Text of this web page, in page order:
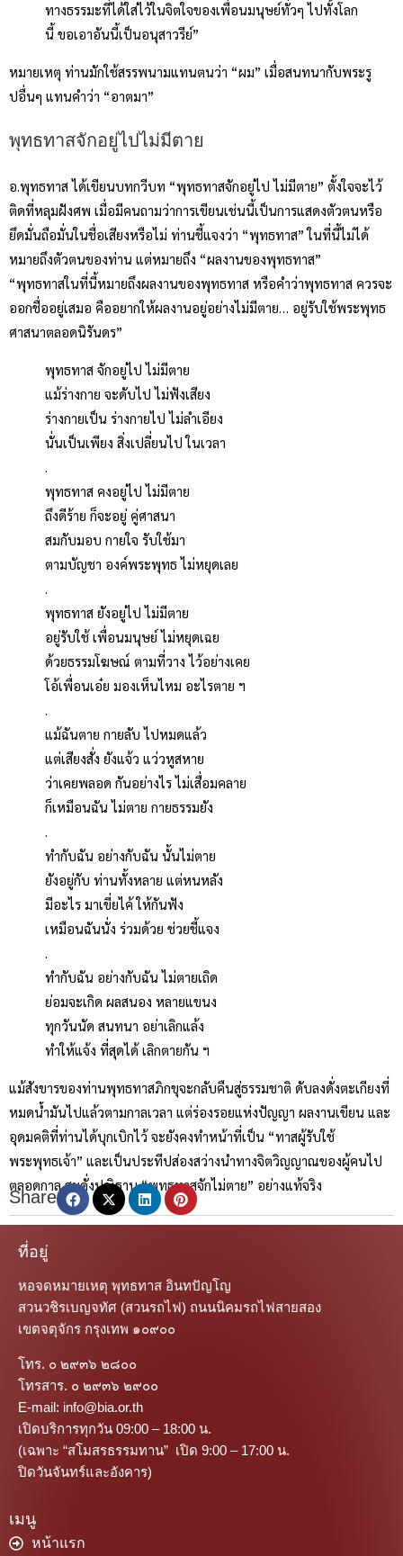
ทางธรรมะที่ได้ใส่ไว้ในจิตใจของเพื่อนมนุษย์ทั่วๆ ไปทั้งโลก
นี้ ขอเอาอันนี้เป็นอนุสาวรีย์”
หมายเหตุ ท่านมักใช้สรรพนามแทนตนว่า “ผม” เมื่อสนทนากับพระรู
ปอื่นๆ แทนคำว่า “อาตมา”
พุทธทาสจักอยู่ไปไม่มีตาย
อ.พุทธทาส ได้เขียนบทกวีบท “พุทธทาสจักอยู่ไป ไม่มีตาย” ตั้งใจจะไว้
ติดที่หลุมฝังศพ เมื่อมีคนถามว่าการเขียนเช่นนี้เป็นการแสดงตัวตนหรือ
ยึดมั่นถือมั่นในชื่อเสียงหรือไม่ ท่านชี้แจงว่า “พุทธทาส” ในที่นี้ไม่ได้
หมายถึงตัวตนของท่าน แต่หมายถึง “ผลงานของพุทธทาส”
“พุทธทาสในที่นี้หมายถึงผลงานของพุทธทาส หรือคำว่าพุทธทาส ควรจะ
ออกชื่ออยู่เสมอ คืออยากให้ผลงานอยู่อย่างไม่มีตาย… อยู่รับใช้พระพุทธ
ศาสนาตลอดนิรันดร”
พุทธทาส จักอยู่ไป ไม่มีตาย
แม้ร่างกาย จะดับไป ไม่ฟังเสียง
ร่างกายเป็น ร่างกายไป ไม่ลำเอียง
นั่นเป็นเพียง สิ่งเปลี่ยนไป ในเวลา
.
พุทธทาส คงอยู่ไป ไม่มีตาย
ถึงดีร้าย ก็จะอยู่ คู่ศาสนา
สมกับมอบ กายใจ รับใช้มา
ตามบัญชา องค์พระพุทธ ไม่หยุดเลย
.
พุทธทาส ยังอยู่ไป ไม่มีตาย
อยู่รับใช้ เพื่อนมนุษย์ ไม่หยุดเฉย
ด้วยธรรมโฆษณ์ ตามที่วาง ไว้อย่างเคย
โอ้เพื่อนเอ๋ย มองเห็นไหม อะไรตาย ฯ
.
แม้ฉันตาย กายลับ ไปหมดแล้ว
แต่เสียงสั่ง ยังแจ้ว แว่วหูสหาย
ว่าเคยพลอด กันอย่างไร ไม่เสื่อมคลาย
ก็เหมือนฉัน ไม่ตาย กายธรรมยัง
.
ทำกับฉัน อย่างกับฉัน นั้นไม่ตาย
ยังอยู่กับ ท่านทั้งหลาย แต่หนหลัง
มีอะไร มาเขี่ยไค้ ให้กันฟัง
เหมือนฉันนั่ง ร่วมด้วย ช่วยชี้แจง
.
ทำกับฉัน อย่างกับฉัน ไม่ตายเถิด
ย่อมจะเกิด ผลสนอง หลายแขนง
ทุกวันนัด สนทนา อย่าเลิกแล้ง
ทำให้แจ้ง ที่สุดได้ เลิกตายกัน ฯ
แม้สังขารของท่านพุทธทาสภิกขุจะกลับคืนสู่ธรรมชาติ ดับลงดั่งตะเกียงที่
หมดน้ำมันไปแล้วตามกาลเวลา แต่ร่องรอยแห่งปัญญา ผลงานเขียน และ
อุดมคติที่ท่านได้บุกเบิกไว้ จะยังคงทำหน้าที่เป็น “ทาสผู้รับใช้
พระพุทธเจ้า” และเป็นประทีปส่องสว่างนำทางจิตวิญญาณของผู้คนไป
ตลอดกาล สมดั่งปณิธาน “พุทธทาสจักไม่ตาย” อย่างแท้จริง
Share
ที่อยู่
หอจดหมายเหตุ พุทธทาส อินทปัญโญ
สวนวชิรเบญจทัศ (สวนรถไฟ) ถนนนิคมรถไฟสายสอง
เขตจตุจักร กรุงเทพ ๑๐๙๐๐
โทร. ๐ ๒๙๓๖ ๒๘๐๐
โทรสาร. ๐ ๒๙๓๖ ๒๙๐๐
E-mail: info@bia.or.th
เปิดบริการทุกวัน 09:00 – 18:00 น.
(เฉพาะ “สโมสรธรรมทาน” เปิด 9:00 – 17:00 น.
ปิดวันจันทร์และอังคาร)
เมนู
หน้าแรก